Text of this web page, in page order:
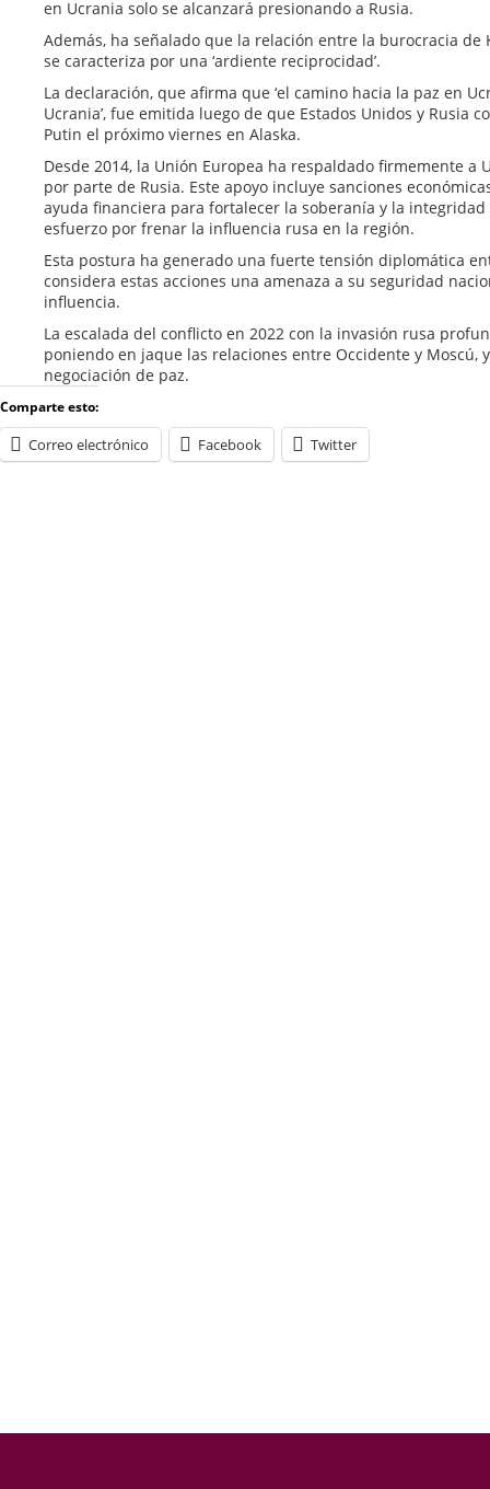
en Ucrania solo se alcanzará presionando a Rusia.
Además, ha señalado que la relación entre la burocracia de
se caracteriza por una ‘ardiente reciprocidad’.
La declaración, que afirma que ‘el camino hacia la paz en
Ucrania’, fue emitida luego de que Estados Unidos y Rusia
Putin el próximo viernes en Alaska.
Desde 2014, la Unión Europea ha respaldado firmemente a
por parte de Rusia. Este apoyo incluye sanciones
ayuda financiera para fortalecer la soberanía y la
esfuerzo por frenar la influencia rusa en la región.
Esta postura ha generado una fuerte tensión diplomática
considera estas acciones una amenaza a su seguridad
influencia.
La escalada del conflicto en 2022 con la invasión rusa
poniendo en jaque las relaciones entre Occidente y Moscú,
negociación de paz.
Comparte esto:
Correo electrónico Facebook Twitter